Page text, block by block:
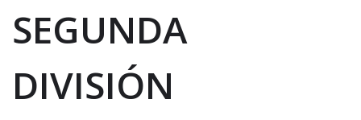
SEGUNDA
DIVISIÓN